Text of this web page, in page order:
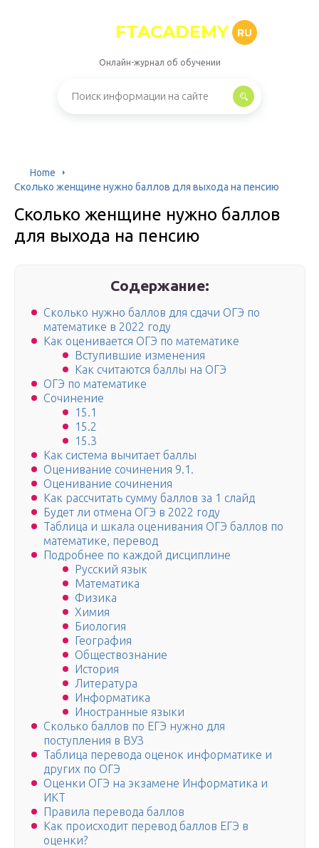
FTACADEMY RU
Онлайн-журнал об обучении
Home
Сколько женщине нужно баллов для выхода на пенсию
Сколько женщине нужно баллов
для выхода на пенсию
Содержание:
Сколько нужно баллов для сдачи ОГЭ по
математике в 2022 году
Как оценивается ОГЭ по математике
Вступившие изменения
Как считаются баллы на ОГЭ
ОГЭ по математике
Сочинение
15.1
15.2
15.3
Как система вычитает баллы
Оценивание сочинения 9.1.
Оценивание сочинения
Как рассчитать сумму баллов за 1 слайд
Будет ли отмена ОГЭ в 2022 году
Таблица и шкала оценивания ОГЭ баллов по
математике, перевод
Подробнее по каждой дисциплине
Русский язык
Математика
Физика
Химия
Биология
География
Обществознание
История
Литература
Информатика
Иностранные языки
Сколько баллов по ЕГЭ нужно для
поступления в ВУЗ
Таблица перевода оценок информатике и
других по ОГЭ
Оценки ОГЭ на экзамене Информатика и
ИКТ
Правила перевода баллов
Как происходит перевод баллов ЕГЭ в
оценки?